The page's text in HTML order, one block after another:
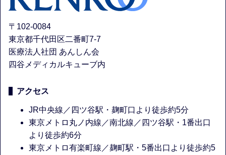
〒102-0084
東京都千代田区二番町7-7
医療法人社団 あんしん会
四谷メディカルキューブ内
アクセス
JR中央線／四ツ谷駅・麹町口より徒歩約5分
東京メトロ丸ノ内線／南北線／四ツ谷駅・1番出口
より徒歩約6分
東京メトロ有楽町線／麹町駅・5番出口より徒歩約5